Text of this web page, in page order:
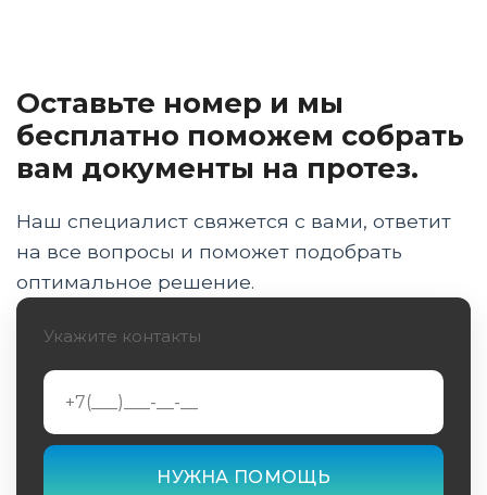
Принцип работы активных (тяговых)
протезов
Компоненты активных (тяговых) протезов
Преимущества активных (тяговых) протезов
Ограничения активных (тяговых) протезов
Процесс изготовления и подгонки активных
протезов
Оставьте номер и мы
бесплатно поможем собрать
вам документы на протез.
Наш специалист свяжется с вами, ответит
на все вопросы и поможет подобрать
оптимальное решение.
Укажите контакты